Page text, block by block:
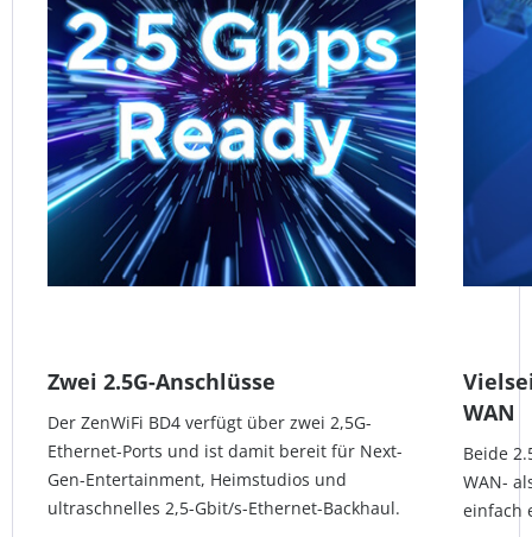
Zwei 2.5G-Anschlüsse
Der ZenWiFi BD4 verfügt über zwei 2,5G-
Ethernet-Ports und ist damit bereit für Next-
Gen-Entertainment, Heimstudios und
ultraschnelles 2,5-Gbit/s-Ethernet-Backhaul.
WAN
Beide
WAN-
einfach